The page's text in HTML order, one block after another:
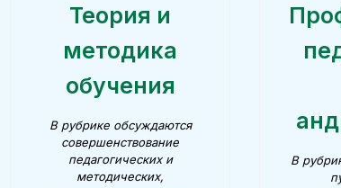
Теория и
методика
обучения
В рубрике обсуждаются
совершенствование
педагогических и
методических,
В